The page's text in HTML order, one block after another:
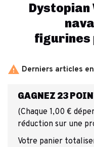
Dystopian
figurines
 Derniers articles
GAGNEZ 23
(Chaque 1,00 €
réduction sur une
Votre panier